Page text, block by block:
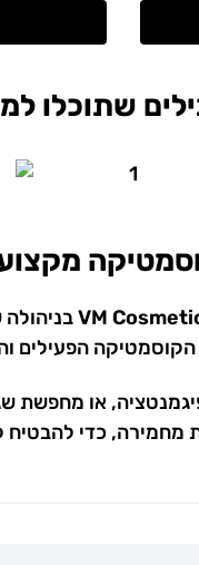
שתוכלו
VM
הפעילים
או מחפשת
כדי להבטיח